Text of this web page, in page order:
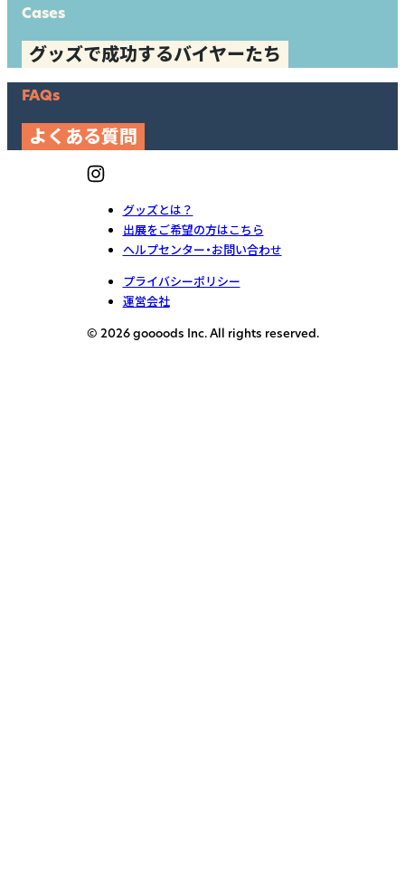
Cases
グッズで成功するバイヤーたち
FAQs
よくある質問
グッズとは？
出展をご希望の方はこちら
ヘルプセンター・お問い合わせ
プライバシーポリシー
運営会社
© 2026 goooods Inc. All rights reserved.